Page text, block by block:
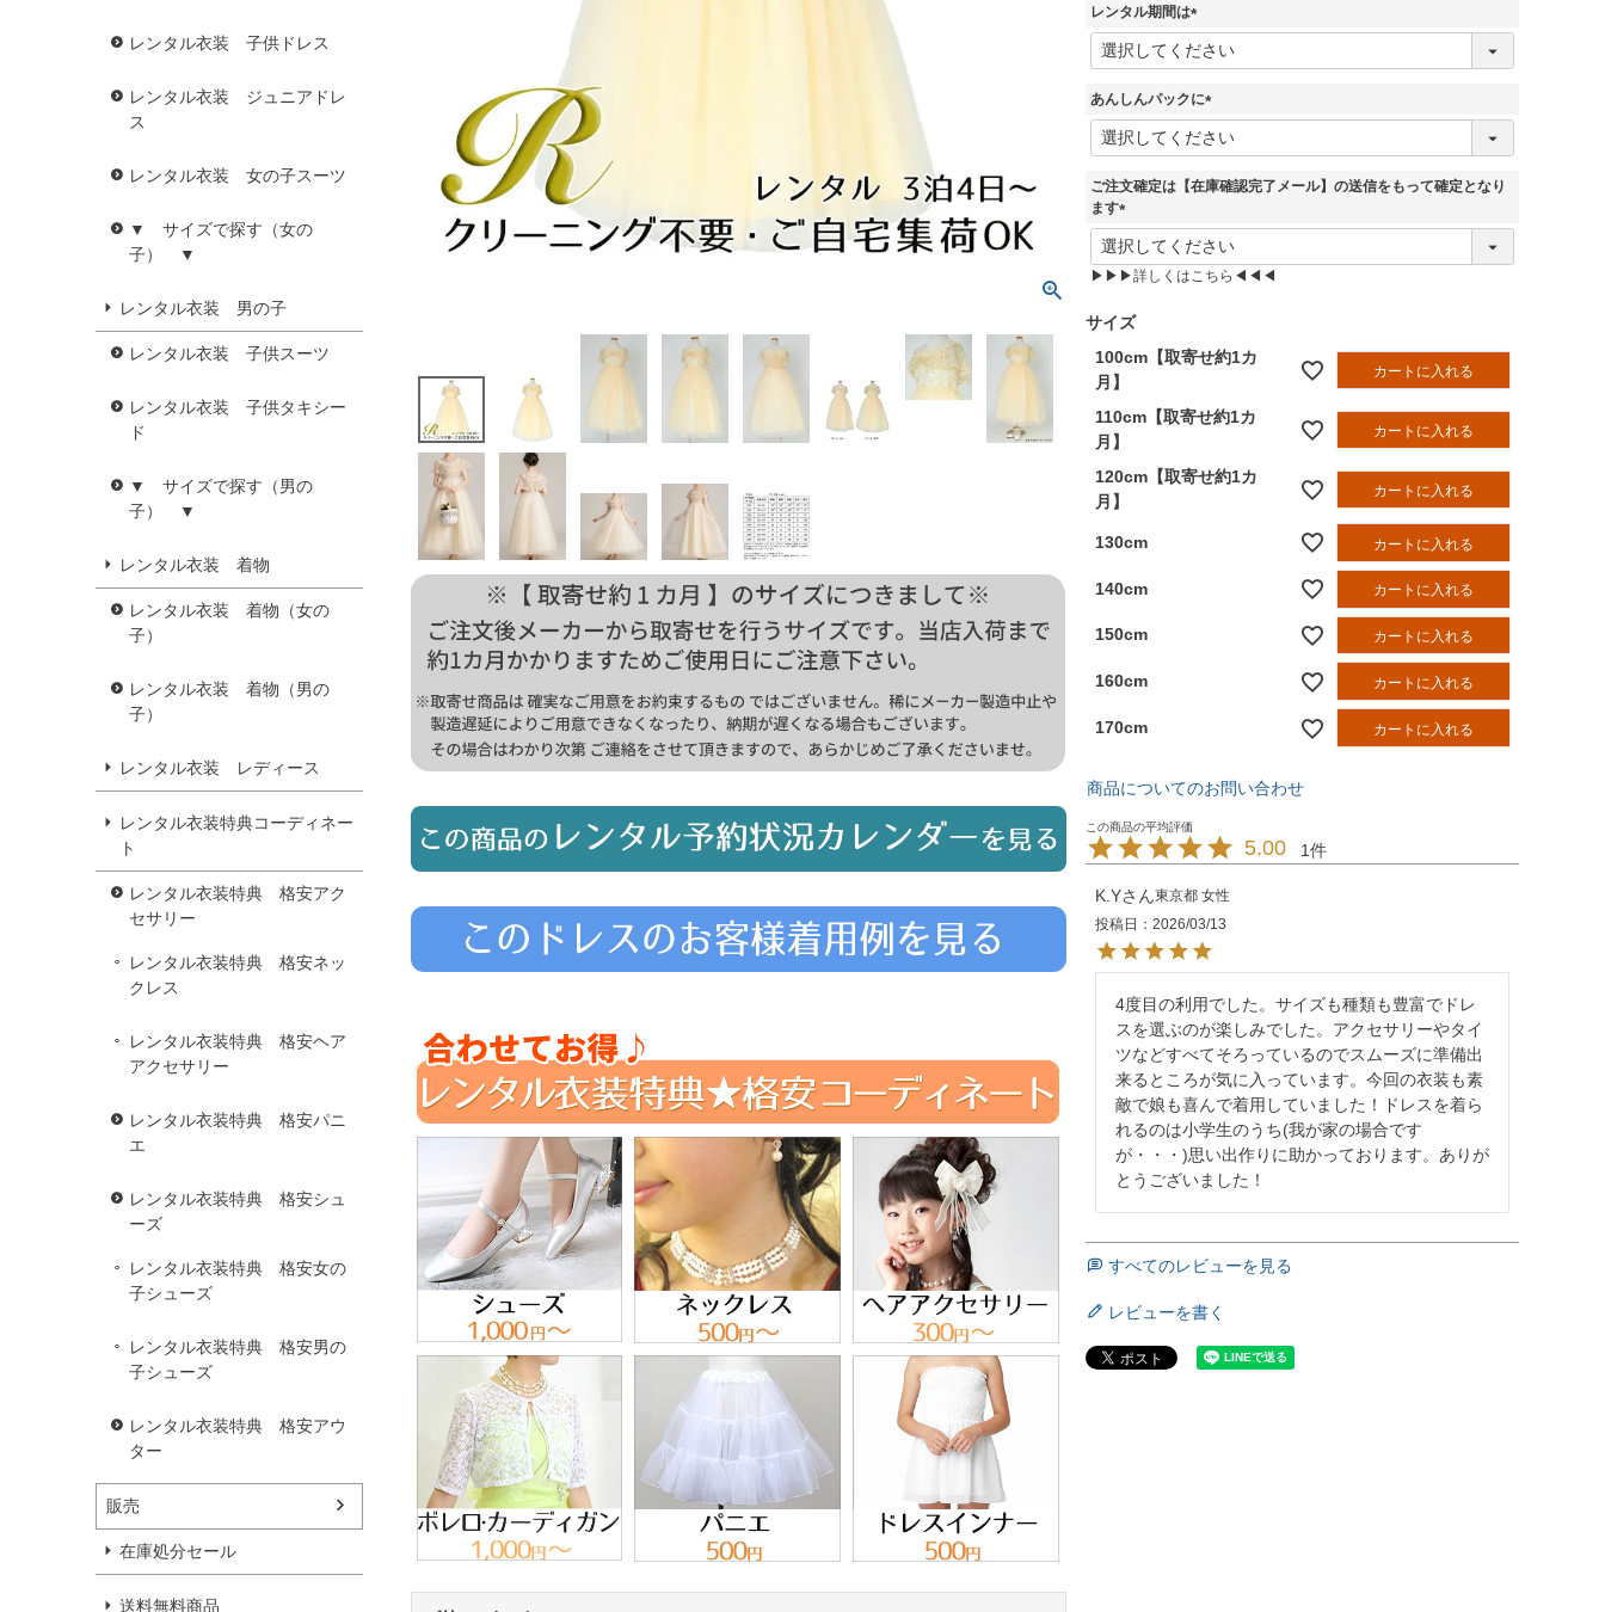
レンタル衣装 子供ドレス
レンタル衣装 ジュニアドレ
ス
レンタル衣装 女の子スーツ
▼ サイズで探す（女の
子） ▼
レンタル衣装 男の子
レンタル衣装 子供スーツ
レンタル衣装 子供タキシー
ド
▼ サイズで探す（男の
子） ▼
レンタル衣装 着物
レンタル衣装 着物（女の
子）
レンタル衣装 着物（男の
子）
レンタル衣装 レディース
レンタル衣装特典コーディネー
ト
レンタル衣装特典 格安アク
セサリー
レンタル衣装特典 格安ネッ
クレス
レンタル衣装特典 格安ヘア
アクセサリー
レンタル衣装特典 格安パニ
エ
レンタル衣装特典 格安シュ
ーズ
レンタル衣装特典 格安女の
子シューズ
レンタル衣装特典 格安男の
子シューズ
レンタル衣装特典 格安アウ
ター
販売
在庫処分セール
送料無料商品
)
レンタル期間は
(
必
)
あんしんパックに
(
必
)
ご注文確定は【在庫確認完了メール】の送信をもって確定となり
ます
(
必
須
▶▶▶詳しくはこちら◀◀◀
サイズ
100cm【取寄せ約1カ
月】
カートに入れる
110cm【取寄せ約1カ
月】
カートに入れる
120cm【取寄せ約1カ
月】
カートに入れる
130cm カートに入れる
140cm カートに入れる
150cm カートに入れる
160cm カートに入れる
170cm カートに入れる
商品についてのお問い合わせ
5.00 1
K.Y 東京都 女性
投稿日
2026/03/13
4度目の利用でした。サイズも種類も豊富でドレ
スを選ぶのが楽しみでした。アクセサリーやタイ
ツなどすべてそろっているのでスムーズに準備出
来るところが気に入っています。今回の衣装も素
敵で娘も喜んで着用していました！ドレスを着ら
れるのは小学生のうち(我が家の場合です
が・・・)思い出作りに助かっております。ありが
とうございました！
すべてのレビューを見る
レビューを書く